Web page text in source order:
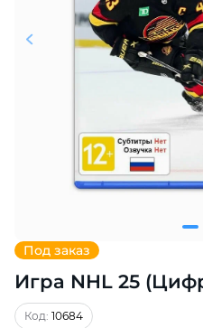
Под заказ
Игра NHL 25
Код: 10684
25
Добавляйте товары
в корзину
% картой любого
Получайте товар
выбранный способом